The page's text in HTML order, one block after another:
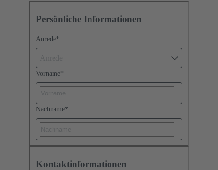
Persönliche Informationen
Anrede*
Vorname*
Nachname*
Kontaktinformationen